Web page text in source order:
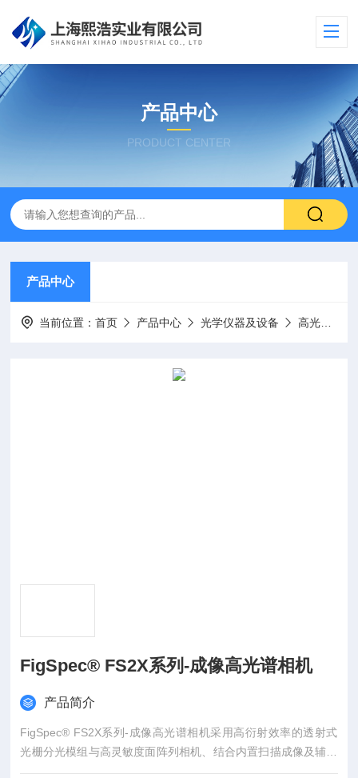
产品中心
PRODUCT CENTER
产品中心
当前位置：首页 产品中心 光学仪器及设备 高光谱相机/分选系统
FigSpec® FS2X系列-成像高光谱相机
产品简介
FigSpec® FS2X系列-成像高光谱相机采用高衍射效率的透射式
光栅分光模组与高灵敏度面阵列相机、结合内置扫描成像及辅助
摄像头技术，解决了传统高光谱相机需外接推扫成像机构及调焦